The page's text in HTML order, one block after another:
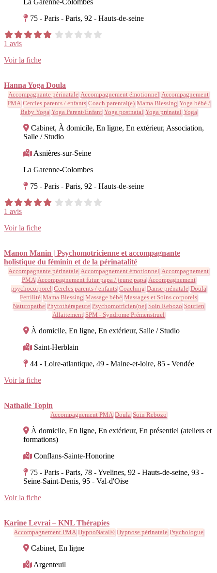
La Garenne-Colombes
75 - Paris - Paris, 92 - Hauts-de-seine
1 avis
Voir la fiche
Hanna Yoga Doula
Accompagnante périnatale Accompagnement émotionnel Accompagnement
PMA Cercles parents / enfants Coach parental(e) Mama Blessing Yoga bébé /
Baby Yoga Yoga Parent/Enfant Yoga postnatal Yoga prénatal Yoga
Cabinet, À domicile, En ligne, En extérieur, Association,
Salle / Studio
Asnières-sur-Seine
La Garenne-Colombes
75 - Paris - Paris, 92 - Hauts-de-seine
1 avis
Voir la fiche
Manon Manin | Psychomotricienne et accompagnante
holistique du féminin et de la périnatalité
Accompagnante périnatale Accompagnement émotionnel Accompagnement
PMA Accompagnement futur papa / jeune papa Accompagnement
psychocorporel Cercles parents / enfants Coaching Danse prénatale Doula
Fertilité Mama Blessing Massage bébé Massages et Soins corporels
Naturopathe Phytothérapeute Psychomotricien(ne) Soin Rebozo Soutien
Allaitement SPM - Syndrome Prémenstruel
À domicile, En ligne, En extérieur, Salle / Studio
Saint-Herblain
44 - Loire-atlantique, 49 - Maine-et-loire, 85 - Vendée
Voir la fiche
Nathalie Topin
Accompagnement PMA Doula Soin Rebozo
À domicile, En ligne, En extérieur, En présentiel (ateliers et
formations)
Conflans-Sainte-Honorine
75 - Paris - Paris, 78 - Yvelines, 92 - Hauts-de-seine, 93 -
Seine-Saint-Denis, 95 - Val-d'Oise
Voir la fiche
Karine Levrai – KNL Thérapies
Accompagnement PMA HypnoNatal® Hypnose périnatale Psychologue
Cabinet, En ligne
Argenteuil